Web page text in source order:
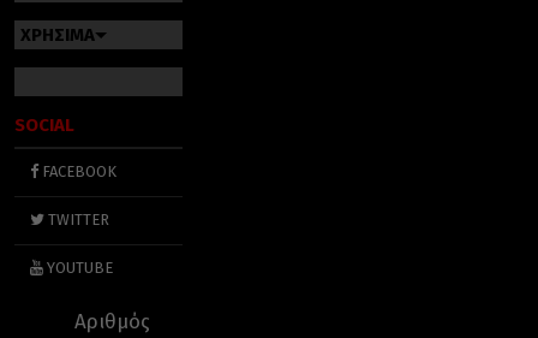
ΧΡΗΣΙΜΑ
SOCIAL
FACEBOOK
TWITTER
YOUTUBE
Αριθμός